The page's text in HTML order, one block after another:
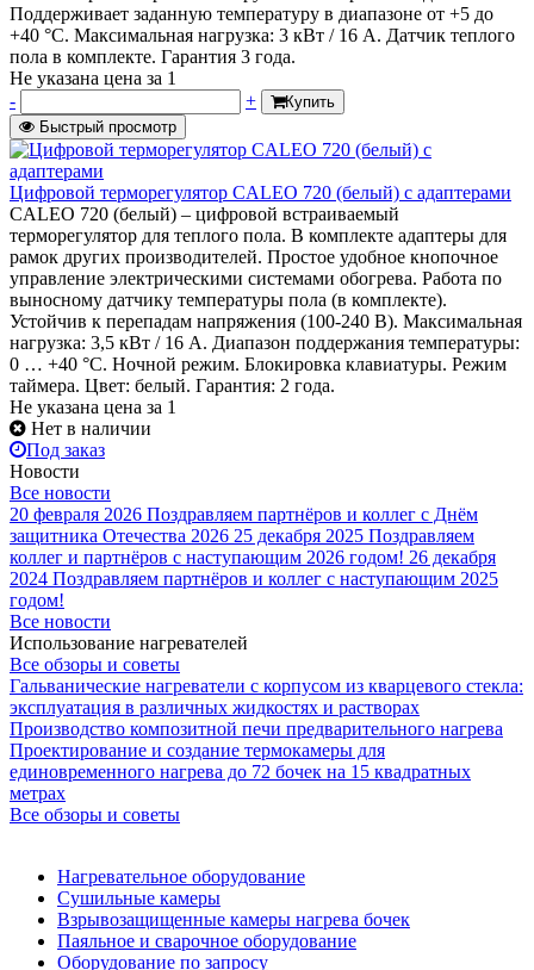
Поддерживает заданную температуру в диапазоне от +5 до
+40 °С. Максимальная нагрузка: 3 кВт / 16 А. Датчик теплого
пола в комплекте. Гарантия 3 года.
Не указана цена за 1
-
+
Купить
Быстрый просмотр
Цифровой терморегулятор CALEO 720 (белый) с адаптерами
CALEO 720 (белый) – цифровой встраиваемый
терморегулятор для теплого пола. В комплекте адаптеры для
рамок других производителей. Простое удобное кнопочное
управление электрическими системами обогрева. Работа по
выносному датчику температуры пола (в комплекте).
Устойчив к перепадам напряжения (100-240 В). Максимальная
нагрузка: 3,5 кВт / 16 А. Диапазон поддержания температуры:
0 … +40 °С. Ночной режим. Блокировка клавиатуры. Режим
таймера. Цвет: белый. Гарантия: 2 года.
Не указана цена за 1
Нет в наличии
Под заказ
Новости
Все новости
20 февраля 2026 Поздравляем партнёров и коллег с Днём
защитника Отечества 2026 25 декабря 2025 Поздравляем
коллег и партнёров с наступающим 2026 годом! 26 декабря
2024 Поздравляем партнёров и коллег с наступающим 2025
годом!
Все новости
Использование нагревателей
Все обзоры и советы
Гальванические нагреватели с корпусом из кварцевого стекла:
эксплуатация в различных жидкостях и растворах
Производство композитной печи предварительного нагрева
Проектирование и создание термокамеры для
единовременного нагрева до 72 бочек на 15 квадратных
метрах
Все обзоры и советы
Нагревательное оборудование
Сушильные камеры
Взрывозащищенные камеры нагрева бочек
Паяльное и сварочное оборудование
Оборудование по запросу